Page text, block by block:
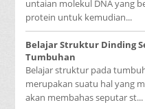
untaian molekul DNA yang
protein untuk kemudian...
Belajar Struktur Dinding
Tumbuhan
Belajar struktur pada
merupakan suatu hal yang
akan membahas seputar st...